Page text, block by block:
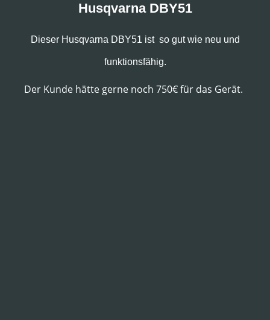
Husqvarna DBY51
Dieser Husqvarna DBY51 ist so gut wie neu und
funktionsfähig.
Der Kunde hätte gerne noch 750€ für das Gerät.